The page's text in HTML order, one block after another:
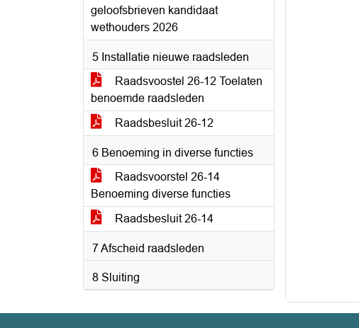
geloofsbrieven kandidaat
wethouders 2026
5 Installatie nieuwe raadsleden
Raadsvoostel 26-12 Toelaten
benoemde raadsleden
Raadsbesluit 26-12
6 Benoeming in diverse functies
Raadsvoorstel 26-14
Benoeming diverse functies
Raadsbesluit 26-14
7 Afscheid raadsleden
8 Sluiting